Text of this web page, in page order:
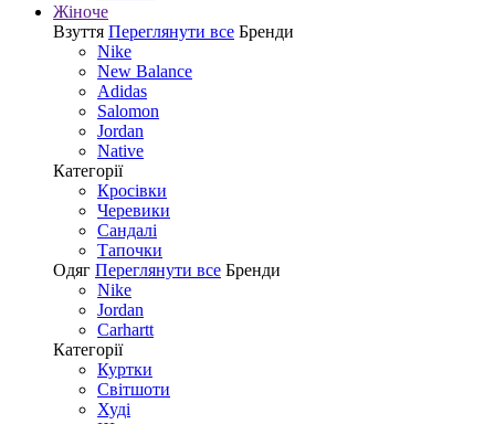
Жіноче
Взуття Переглянути все Бренди
Nike
New Balance
Adidas
Salomon
Jordan
Native
Категорії
Кросівки
Черевики
Сандалі
Tапочки
Одяг Переглянути все Бренди
Nike
Jordan
Carhartt
Категорії
Куртки
Світшоти
Худі